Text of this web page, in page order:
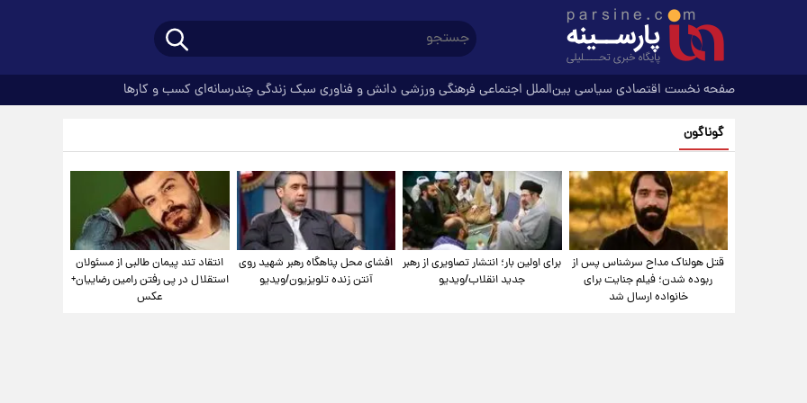
صفحه نخست اقتصادی سیاسی بین‌الملل اجتماعی فرهنگیورزشی دانش و فناوری سبک زندگیچندرسانه‌ای کسب و کارها
گوناگون
قتل هولناک مداح سرشناس پس از
ربوده شدن؛ فیلم جنایت برای
خانواده ارسال شد
برای اولین بار؛ انتشار تصاویری از رهبر
جدید انقلاب/ویدیو
افشای محل پناهگاه‌ رهبر شهید روی
آنتن زنده تلویزیون/ویدیو
انتقاد تند پیمان طالبی از مسئولان
استقلال در پی رفتن رامین رضاییان+
عکس